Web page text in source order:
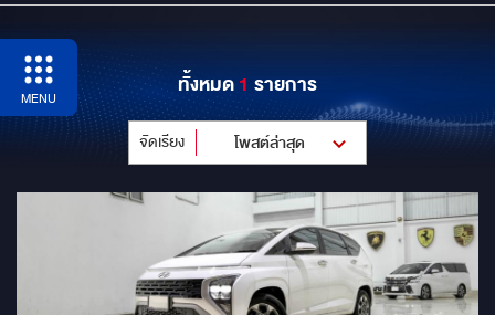
MENU ทั้งหมด1 รายการ
จัดเรียง โพสต์ล่าสุด